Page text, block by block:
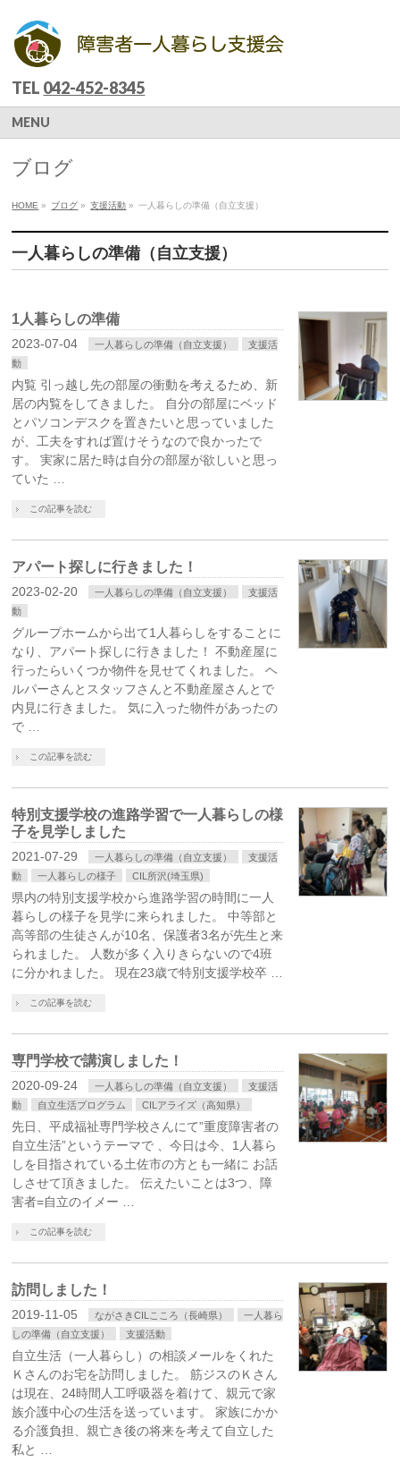
TEL 042-452-8345
MENU
ブログ
HOME » ブログ » 支援活動 » 一人暮らしの準備（自立支援）
一人暮らしの準備（自立支援）
1人暮らしの準備
2023-07-04 一人暮らしの準備（自立支援）
支援活
動
内覧 引っ越し先の部屋の衝動を考えるため、新
居の内覧をしてきました。 自分の部屋にベッド
とパソコンデスクを置きたいと思っていました
が、工夫をすれば置けそうなので良かったで
す。 実家に居た時は自分の部屋が欲しいと思っ
ていた …
この記事を読む
アパート探しに行きました！
2023-02-20 一人暮らしの準備（自立支援）
支援活
動
グループホームから出て1人暮らしをすることに
なり、アパート探しに行きました！ 不動産屋に
行ったらいくつか物件を見せてくれました。 ヘ
ルパーさんとスタッフさんと不動産屋さんとで
内見に行きました。 気に入った物件があったの
で …
この記事を読む
特別支援学校の進路学習で一人暮らしの様
子を見学しました
2021-07-29 一人暮らしの準備（自立支援）
支援活
動
一人暮らしの様子 CIL所沢(埼玉県)
県内の特別支援学校から進路学習の時間に一人
暮らしの様子を見学に来られました。 中等部と
高等部の生徒さんが10名、保護者3名が先生と来
られました。 人数が多く入りきらないので4班
に分かれました。 現在23歳で特別支援学校卒 …
この記事を読む
専門学校で講演しました！
2020-09-24 一人暮らしの準備（自立支援）
支援活
動
自立生活プログラム CILアライズ（高知県）
先日、平成福祉専門学校さんにて”重度障害者の
自立生活”というテーマで 、今日は今、1人暮ら
しを目指されている土佐市の方とも一緒に お話
しさせて頂きました。 伝えたいことは3つ、障
害者=自立のイメー …
この記事を読む
訪問しました！
2019-11-05 ながさきCILこころ（長崎県）
一人暮ら
しの準備（自立支援）
支援活動
自立生活（一人暮らし）の相談メールをくれた
Ｋさんのお宅を訪問しました。 筋ジスのＫさん
は現在、24時間人工呼吸器を着けて、親元で家
族介護中心の生活を送っています。 家族にかか
る介護負担、親亡き後の将来を考えて自立した
私と …